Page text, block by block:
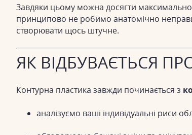
Завдяки цьому можна досягти максимально
принципово не робимо анатомічно
створювати щось штучне.
ЯК ВІДБУВАЄТЬСЯ
Контурна пластика завжди починається з
аналізуємо ваші індивідуальні риси